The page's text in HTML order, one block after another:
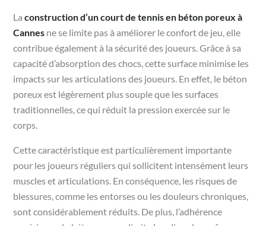
Laconstruction d’un court de tennis en béton poreux à
Cannes ne se limite pas à améliorer le confort de jeu, elle
contribue également à la sécurité des joueurs. Grâce à sa
capacité d’absorption des chocs, cette surface minimise les
impacts sur les articulations des joueurs. En effet, le béton
poreux est légèrement plus souple que les surfaces
traditionnelles, ce qui réduit la pression exercée sur le
corps.
Cette caractéristique est particulièrement importante
pour les joueurs réguliers qui sollicitent intensément leurs
muscles et articulations. En conséquence, les risques de
blessures, comme les entorses ou les douleurs chroniques,
sont considérablement réduits. De plus, l’adhérence